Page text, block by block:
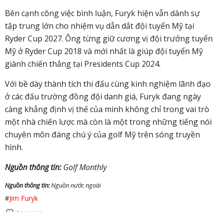
Bên cạnh công việc bình luận, Furyk hiện vẫn dành sự
tập trung lớn cho nhiệm vụ dẫn dắt đội tuyển Mỹ tại
Ryder Cup 2027. Ông từng giữ cương vị đội trưởng tuyển
Mỹ ở Ryder Cup 2018 và mới nhất là giúp đội tuyển Mỹ
giành chiến thắng tại Presidents Cup 2024.
Với bề dày thành tích thi đấu cùng kinh nghiệm lãnh đạo
ở các đấu trường đồng đội danh giá, Furyk đang ngày
càng khẳng định vị thế của mình không chỉ trong vai trò
một nhà chiến lược mà còn là một trong những tiếng nói
chuyên môn đáng chú ý của golf Mỹ trên sóng truyền
hình.
Nguồn thông tin:Golf Monthly
Nguồn thông tin:Nguồn nước ngoài
#Jim Furyk